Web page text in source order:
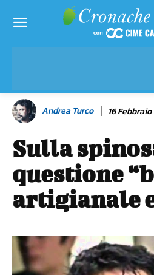
Andrea Turco 16 Febbraio
Sulla
questione
artigianale